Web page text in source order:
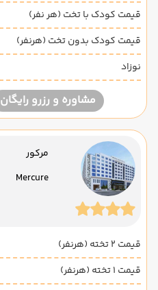
قیمت کودک با تخت (هر نفر)
قیمت کودک بدون تخت (هرنفر)
نوزاد
مشاوره و رزرو رایگان
مرکور
Mercure
قیمت 2 تخته (هرنفر)
قیمت 1 تخته (هرنفر)